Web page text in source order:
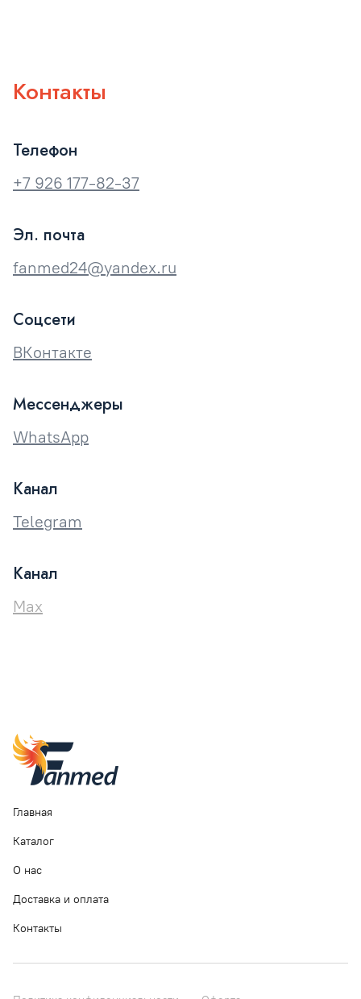
Контакты
Телефон
+7 926 177-82-37
Эл. почта
fanmed24@yandex.ru
Соцсети
ВКонтакте
Мессенджеры
WhatsApp
Канал
Telegram
Канал
Max
Главная
Каталог
О нас
Доставка и оплата
Контакты